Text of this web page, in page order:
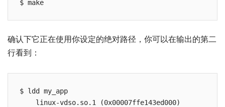
确认下它正在使用你设定的绝对路径，你可以在输出的第二
行看到：
$ ldd my_app
    linux-vdso.so.1 (0x00007ffe143ed000)